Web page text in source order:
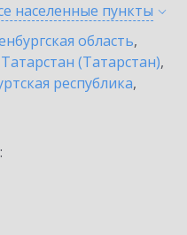
населенные пункты
область,
(Татарстан),
республика,